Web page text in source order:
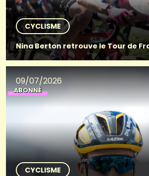
CYCLISME
Nina Berton retrouve le Tour de
09/07/2026
ABONNÉ
CYCLISME